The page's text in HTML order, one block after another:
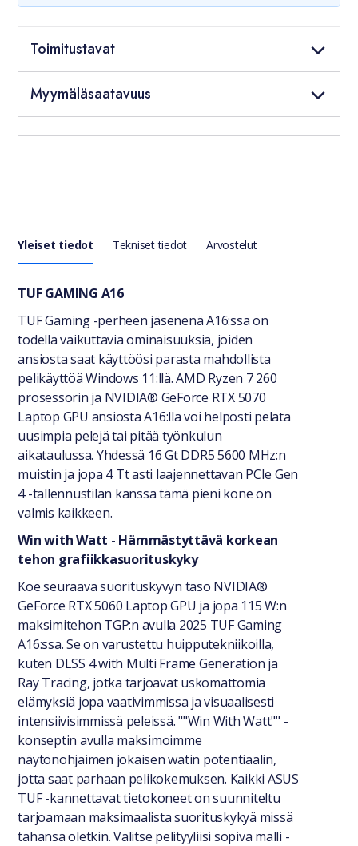
Toimitustavat
Myymäläsaatavuus
Yleiset tiedot Tekniset tiedot Arvostelut
Yleiset tiedot
TUF GAMING A16
TUF Gaming -perheen jäsenenä A16:ssa on
todella vaikuttavia ominaisuuksia, joiden
ansiosta saat käyttöösi parasta mahdollista
pelikäyttöä Windows 11:llä. AMD Ryzen 7 260
prosessorin ja NVIDIA® GeForce RTX 5070
Laptop GPU ansiosta A16:lla voi helposti pelata
uusimpia pelejä tai pitää työnkulun
aikataulussa. Yhdessä 16 Gt DDR5 5600 MHz:n
muistin ja jopa 4 Tt asti laajennettavan PCIe Gen
4 -tallennustilan kanssa tämä pieni kone on
valmis kaikkeen.
Win with Watt - Hämmästyttävä korkean
tehon grafiikkasuorituskyky
Koe seuraava suorituskyvyn taso NVIDIA®
GeForce RTX 5060 Laptop GPU ja jopa 115 W:n
maksimitehon TGP:n avulla 2025 TUF Gaming
A16:ssa. Se on varustettu huipputekniikoilla,
kuten DLSS 4 with Multi Frame Generation ja
Ray Tracing, jotka tarjoavat uskomattomia
elämyksiä jopa vaativimmissa ja visuaalisesti
intensiivisimmissä peleissä. ""Win With Watt"" -
konseptin avulla maksimoimme
näytönohjaimen jokaisen watin potentiaalin,
jotta saat parhaan pelikokemuksen. Kaikki ASUS
TUF -kannettavat tietokoneet on suunniteltu
tarjoamaan maksimaalista suorituskykyä missä
tahansa oletkin. Valitse pelityyliisi sopiva malli -